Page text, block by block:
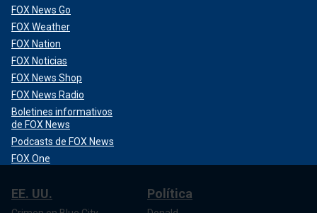
FOX News Go
FOX Weather
FOX Nation
FOX Noticias
FOX News Shop
FOX News Radio
Boletines informativos
de FOX News
Podcasts de FOX News
FOX One
EE. UU. Política